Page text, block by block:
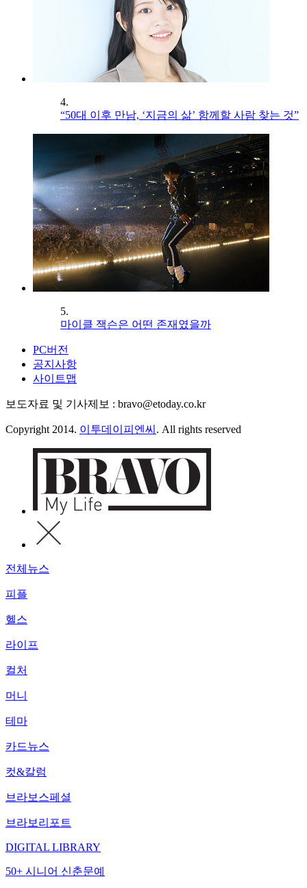
4.
“50대 이후 만남, ‘지금의 삶’ 함께할 사람 찾는 것”
5.
마이클 잭슨은 어떤 존재였을까
PC버전
공지사항
사이트맵
보도자료 및 기사제보 : bravo@etoday.co.kr
Copyright 2014. 이투데이피엔씨 . All rights reserved
전체뉴스
피플
헬스
라이프
컬처
머니
테마
카드뉴스
컷&칼럼
브라보스페셜
브라보리포트
DIGITAL LIBRARY
50+ 시니어 신춘문예